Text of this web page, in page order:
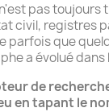
pas toujours
civil, registres
parfois que
a évolué dans
de
en tapant le